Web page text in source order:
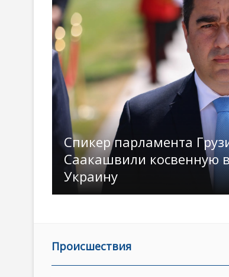
Спикер парламента
Саакашвили косвенную
Украину
Происшествия